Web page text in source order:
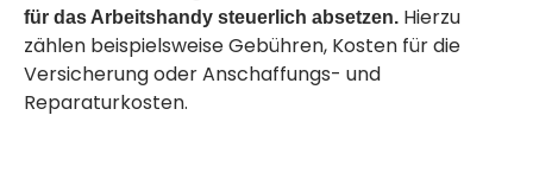
für das Arbeitshandy steuerlich absetzen. Hierzu
zählen beispielsweise Gebühren, Kosten für die
Versicherung oder Anschaffungs- und
Reparaturkosten.